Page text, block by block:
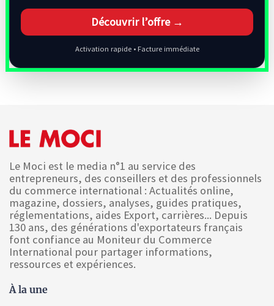
Découvrir l’offre →
Activation rapide • Facture immédiate
Le Moci est le media n°1 au service des
entrepreneurs, des conseillers et des professionnels
du commerce international : Actualités online,
magazine, dossiers, analyses, guides pratiques,
réglementations, aides Export, carrières... Depuis
130 ans, des générations d'exportateurs français
font confiance au Moniteur du Commerce
International pour partager informations,
ressources et expériences.
À la une